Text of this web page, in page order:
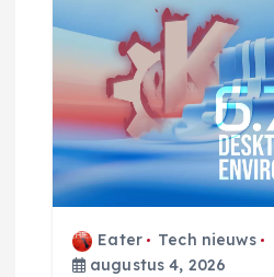
Eater
Tech nieuws
augustus 4, 2026